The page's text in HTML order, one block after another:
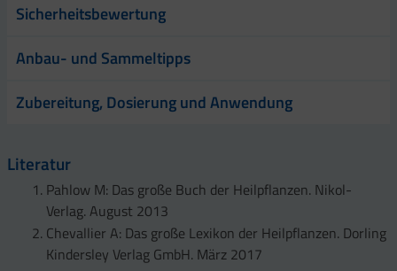
Sicherheitsbewertung
Anbau- und Sammeltipps
Zubereitung, Dosierung und Anwendung
Literatur
Pahlow M: Das große Buch der Heilpflanzen. Nikol-
Verlag. August 2013
Chevallier A: Das große Lexikon der Heilpflanzen. Dorling
Kindersley Verlag GmbH. März 2017